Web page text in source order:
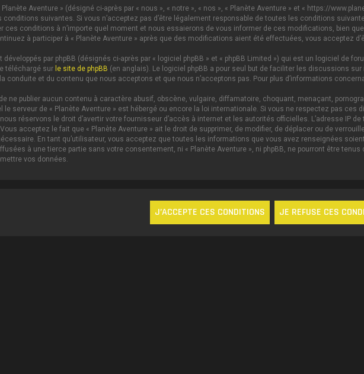
Planète Aventure » (désigné ci-après par « nous », « notre », « nos », « Planète Aventure » et « https://
conditions suivantes. Si vous n’acceptez pas d’être légalement responsable de toutes les conditions
ces conditions à n’importe quel moment et nous essaierons de vous informer de ces modifications, bien
à participer à « Planète Aventure » après que des modifications aient été effectuées, vous acceptez
développés par phpBB (désignés ci-après par « logiciel phpBB » et « phpBB Limited ») qui est un logiciel de
téléchargé sur le site de phpBB (en anglais). Le logiciel phpBB a pour seul but de faciliter les discussions
conduite et du contenu que nous acceptons et que nous n’acceptons pas. Pour plus d’informations
ne publier aucun contenu à caractère abusif, obscène, vulgaire, diffamatoire, choquant, menaçant,
le serveur de « Planète Aventure » est hébergé ou encore la loi internationale. Si vous ne respectez pas
réservons le droit d’avertir votre fournisseur d’accès à internet et les autorités officielles. L’adresse IP
acceptez le fait que « Planète Aventure » ait le droit de supprimer, de modifier, de déplacer ou de
En tant qu’utilisateur, vous acceptez que toutes les informations que vous avez renseignées
à une tierce partie sans votre consentement, ni « Planète Aventure », ni phpBB, ne pourront être
vos données.